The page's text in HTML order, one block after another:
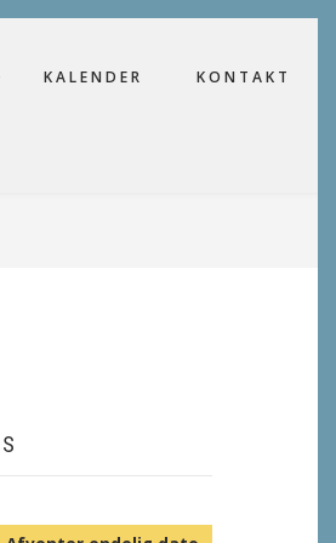
KALENDER KONTAKT